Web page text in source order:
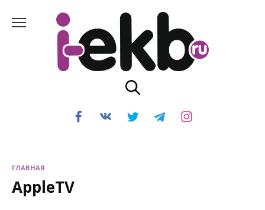
содержанию
ГЛАВНАЯ
AppleTV